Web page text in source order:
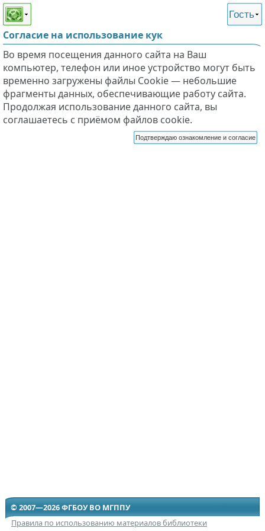
Этот сайт поддерживает
слабовидящих
Гость
Согласие на использование кук
Во время посещения данного сайта на Ваш
компьютер, телефон или иное устройство могут быть
временно загружены файлы Cookie — небольшие
фрагменты данных, обеспечивающие работу сайта.
Продолжая использование данного сайта, вы
соглашаетесь с приёмом файлов cookie.
Подтверждаю ознакомление и согласие
© 2007—2026 ФГБОУ ВО МГППУ
Правила по использованию материалов библиотеки